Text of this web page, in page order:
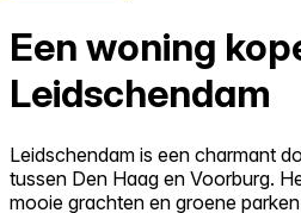
Een woning
Leidschendam
Leidschendam is een charmant
tussen Den Haag en Voorburg.
mooie grachten en groene